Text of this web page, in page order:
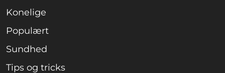
Konelige
Populært
Sundhed
Tips og tricks